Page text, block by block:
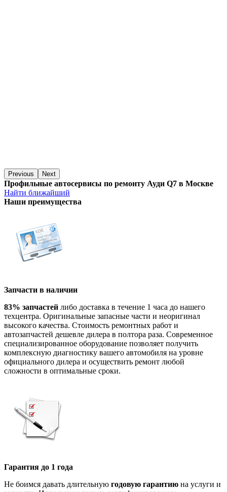
Previous Next
Профильные автосервисы по ремонту Ауди Q7 в Москве
Найти ближайший
Наши преимущества
Запчасти в наличии
83% запчастей либо доставка в течение 1 часа до нашего
техцентра. Оригинальные запасные части и неоригинал
высокого качества. Стоимость ремонтных работ и
автозапчастей дешевле дилера в полтора раза. Современное
специализированное оборудование позволяет получить
комплексную диагностику вашего автомобиля на уровне
официального дилера и осуществить ремонт любой
сложности в оптимальные сроки.
Гарантия до 1 года
Не боимся давать длительную годовую гарантию на услуги и